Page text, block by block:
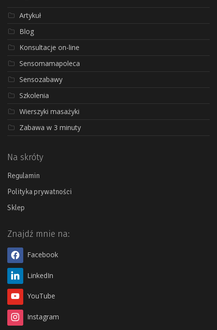
Artykuł
Blog
Konsultacje on-line
Sensomamapoleca
Sensozabawy
Szkolenia
Wierszyki masażyki
Zabawa w 3 minuty
Na skróty
Regulamin
Polityka prywatności
Sklep
Znajdź mnie na:
Facebook
LinkedIn
YouTube
Instagram